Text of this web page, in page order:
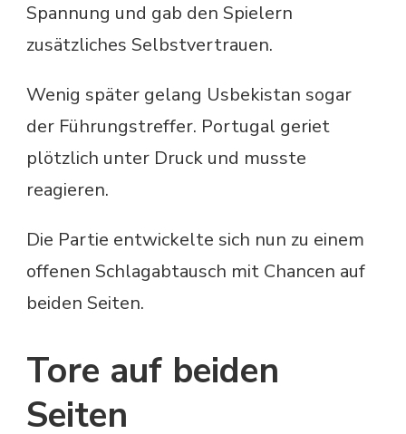
Spannung und gab den Spielern
zusätzliches Selbstvertrauen.
Wenig später gelang Usbekistan sogar
der Führungstreffer. Portugal geriet
plötzlich unter Druck und musste
reagieren.
Die Partie entwickelte sich nun zu einem
offenen Schlagabtausch mit Chancen auf
beiden Seiten.
Tore auf beiden
Seiten